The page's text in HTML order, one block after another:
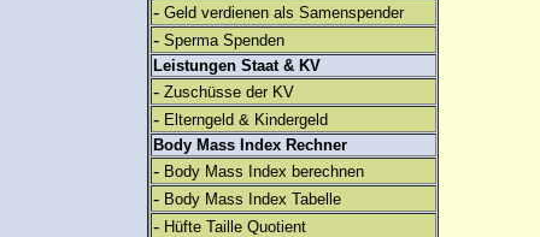
- Geld verdienen als Samenspender
- Sperma Spenden
Leistungen Staat & KV
- Zuschüsse der KV
- Elterngeld & Kindergeld
Body Mass Index Rechner
- Body Mass Index berechnen
- Body Mass Index Tabelle
- Hüfte Taille Quotient